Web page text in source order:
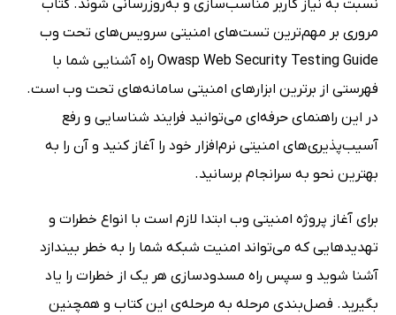
نسبت به نیاز کاربر مناسب‌سازی و به‌روز‌رسانی شوند. کتاب
مروری بر مهم‌ترین تست‌های امنیتی سرویس‌های تحت وب
Owasp Web Security Testing Guide راه آشنایی شما با
فهرستی از برترین ابزارهای امنیتی سامانه‌های تحت وب است.
در این راهنمای حرفه‌ای می‌توانید فرایند شناسایی و رفع
آسیب‌پذیری‌های امنیتی نرم‌افزار خود را آغاز کنید و آن را به
بهترین نحو به سرانجام برسانید.
برای آغاز پروژه امنیتی وب ابتدا لازم است با انواع خطرات و
تهدیدهایی که می‌تواند امنیت شبکه شما را به خطر بیندازد
آشنا شوید و سپس راه مسدودسازی هر یک از خطرات را یاد
بگیرید. فصل‌بندی مرحله به مرحله‌ی این کتاب و همچنین